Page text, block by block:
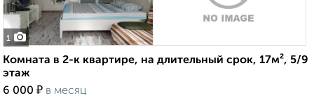
1
Комната в 2-к квартире, на длительный срок, 17м², 5/9
этаж
6 000 ₽ в месяц